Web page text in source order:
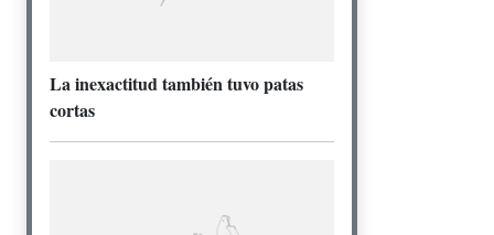
La inexactitud también tuvo patas
cortas